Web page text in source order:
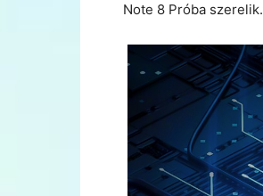
Note 8 Próba szerelik.